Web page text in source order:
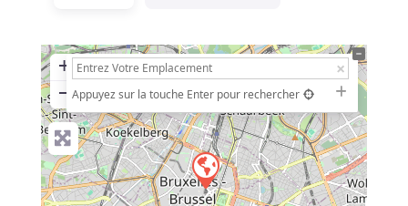
+
− Appuyez sur la touche Enter pour rechercher